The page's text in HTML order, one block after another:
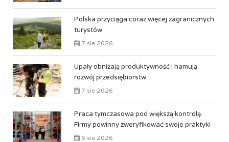
Polska przyciąga coraz więcej zagranicznych
turystów
7 sie 2026
Upały obniżają produktywność i hamują
rozwój przedsiębiorstw
7 sie 2026
Praca tymczasowa pod większą kontrolą.
Firmy powinny zweryfikować swoje praktyki
6 sie 2026